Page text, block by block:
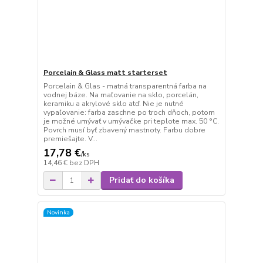
Porcelain & Glass matt starterset
Porcelain & Glas - matná transparentná farba na
vodnej báze. Na maľovanie na sklo, porcelán,
keramiku a akrylové sklo atď. Nie je nutné
vypaľovanie: farba zaschne po troch dňoch, potom
je možné umývať v umývačke pri teplote max. 50 °C.
Povrch musí byť zbavený mastnoty. Farbu dobre
premiešajte. V...
17,78 €/ks
14,46 € bez DPH
Pridať do košíka
Novinka